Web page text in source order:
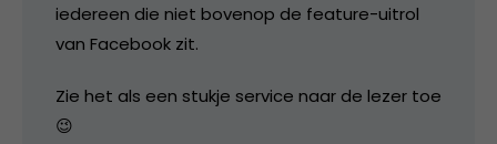
iedereen die niet bovenop de feature-uitrol
van Facebook zit.
Zie het als een stukje service naar de lezer toe
😉